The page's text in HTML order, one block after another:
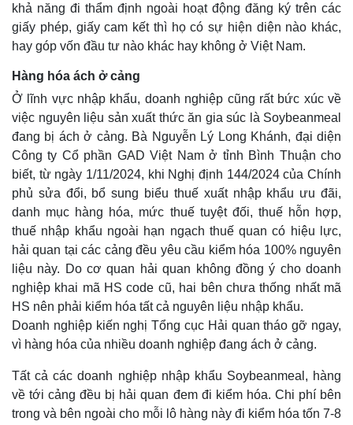
Vụ án
Tin nóng
Tư vấn luật
Vũ khí
Việt Nam
Phân tích
khả năng đi thẩm định ngoài hoạt động đăng ký trên các
giấy phép, giấy cam kết thì họ có sự hiện diện nào khác,
hay góp vốn đầu tư nào khác hay không ở Việt Nam.
Hàng hóa ách ở cảng
Ở lĩnh vực nhập khẩu, doanh nghiệp cũng rất bức xúc về
việc nguyên liệu sản xuất thức ăn gia súc là Soybeanmeal
đang bị ách ở cảng. Bà Nguyễn Lý Long Khánh, đại diện
Công ty Cổ phần GAD Việt Nam ở tỉnh Bình Thuận cho
biết, từ ngày 1/11/2024, khi Nghị định 144/2024 của Chính
phủ sửa đổi, bổ sung biểu thuế xuất nhập khẩu ưu đãi,
danh mục hàng hóa, mức thuế tuyệt đối, thuế hỗn hợp,
thuế nhập khẩu ngoài hạn ngạch thuế quan có hiệu lực,
hải quan tại các cảng đều yêu cầu kiểm hóa 100% nguyên
liệu này. Do cơ quan hải quan không đồng ý cho doanh
nghiệp khai mã HS code cũ, hai bên chưa thống nhất mã
HS nên phải kiểm hóa tất cả nguyên liệu nhập khẩu.
Doanh nghiệp kiến nghị Tổng cục Hải quan tháo gỡ ngay,
vì hàng hóa của nhiều doanh nghiệp đang ách ở cảng.
Tất cả các doanh nghiệp nhập khẩu Soybeanmeal, hàng
về tới cảng đều bị hải quan đem đi kiểm hóa. Chi phí bên
trong và bên ngoài cho mỗi lô hàng này đi kiểm hóa tốn 7-8